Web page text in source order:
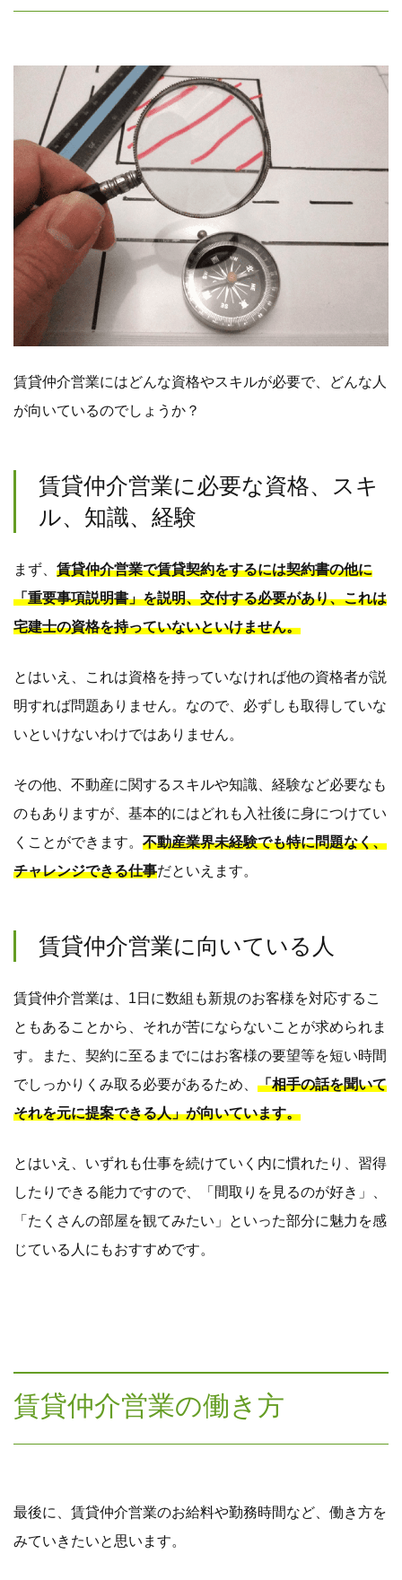
賃貸仲介営業にはどんな資格やスキルが必要で、どんな人
が向いているのでしょうか？
賃貸仲介営業に必要な資格、スキ
ル、知識、経験
まず、 賃貸仲介営業で賃貸契約をするには契約書の他に
「重要事項説明書」を説明、交付する必要があり、これは
宅建士の資格を持っていないといけません。
とはいえ、これは資格を持っていなければ他の資格者が説
明すれば問題ありません。なので、必ずしも取得していな
いといけないわけではありません。
その他、不動産に関するスキルや知識、経験など必要なも
のもありますが、基本的にはどれも入社後に身につけてい
くことができます。 不動産業界未経験でも特に問題なく、
チャレンジできる仕事だといえます。
賃貸仲介営業に向いている人
賃貸仲介営業は、1日に数組も新規のお客様を対応するこ
ともあることから、それが苦にならないことが求められま
す。また、契約に至るまでにはお客様の要望等を短い時間
でしっかりくみ取る必要があるため、 「相手の話を聞いて
それを元に提案できる人」が向いています。
とはいえ、いずれも仕事を続けていく内に慣れたり、習得
したりできる能力ですので、「間取りを見るのが好き」、
「たくさんの部屋を観てみたい」といった部分に魅力を感
じている人にもおすすめです。
賃貸仲介営業の働き方
最後に、賃貸仲介営業のお給料や勤務時間など、働き方を
みていきたいと思います。